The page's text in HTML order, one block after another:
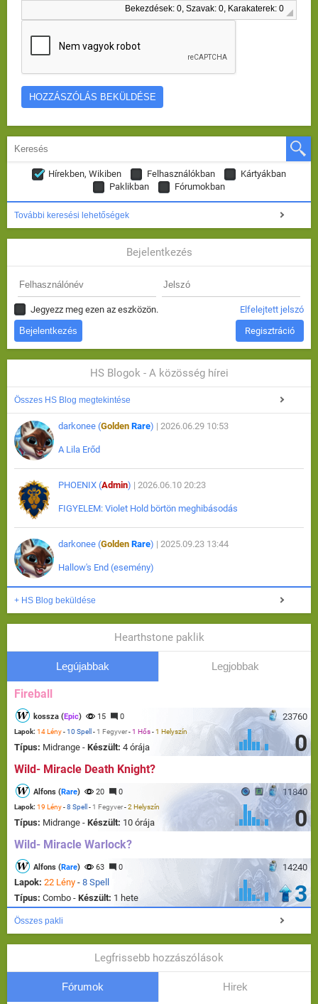
Bekezdések: 0, Szavak: 0, Karakaterek: 0
Hírekben, Wikiben Felhasználókban
Kártyákban
Paklikban
Fórumokban
További keresési lehetőségek
Bejelentkezés
Jegyezz meg ezen az eszközön. Elfelejtett jelszó
Regisztráció
HS Blogok - A közösség hírei
Összes HS Blog megtekintése
darkonee (Golden Rare) | 2026.06.29 10:53
A Lila Erőd
PHOENIX (Admin) | 2026.06.10 20:23
FIGYELEM: Violet Hold börtön meghibásodás
darkonee (Golden Rare) | 2025.09.23 13:44
Hallow's End (esemény)
+ HS Blog beküldése
Hearthstone paklik
Legújabbak Legjobbak
Fireball
23760
kossza (Epic) 15 0
Lapok: 14 Lény-10 Spell - 1 Fegyver-1 Hős-1 Helyszín
Típus: Midrange - Készült: 4 órája 0
Wild- Miracle Death Knight?
11840
Alfons (Rare) 20 0
Lapok: 19 Lény-8 Spell - 1 Fegyver-2 Helyszín
Típus: Midrange - Készült: 10 órája 0
Wild- Miracle Warlock?
14240
Alfons (Rare) 63 0
Lapok: 22 Lény - 8 Spell
Típus: Combo - Készült: 1 hete 3
Összes pakli
Legfrissebb hozzászólások
Fórumok Hirek